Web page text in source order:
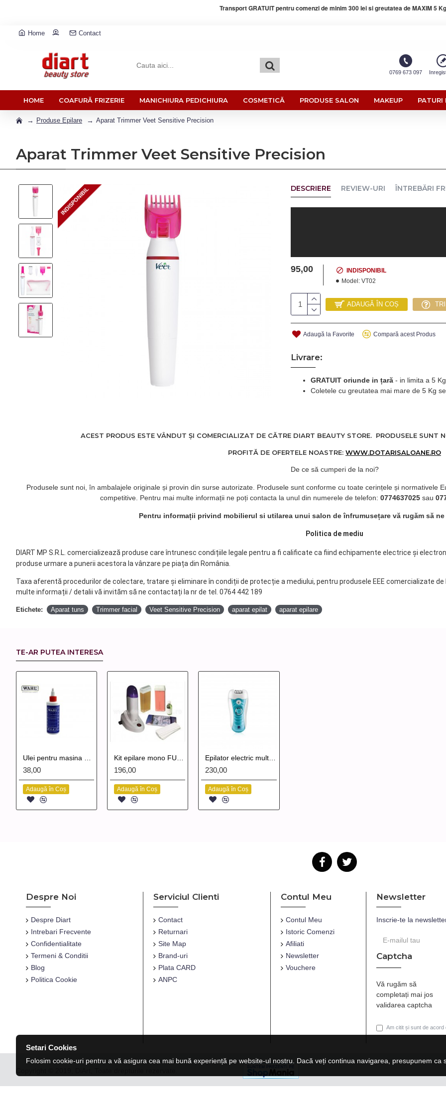
Transport GRATUIT pentru comenzi de minim 300 lei si greutatea de MAXIM 5
Home Contact
0769 673 097
HOME COAFURĂ FRIZERIE MANICHIURA PEDICHIURA COSMETICĂ PRODUSE SALON MAKEUP PATURI
Produse Epilare Aparat Trimmer Veet Sensitive Precision
Aparat Trimmer Veet Sensitive Precision
INDISPONIBIL
INDISPONIBIL DESCRIERE REVIEW-URI ÎNTREBĂRI
Indepartati cu usurinta parul nedorit dintr-o
Nu spalati corpul principal al aparatului, pentru
Se recomanda ungerea cu 1-2 picaturi de ulei
centrele autorizate.
Nu utilizati daca observati deteriorari in partea
Daca aveti pielea sensibila, alergica la produse
produsul incercati-l pe brate sau pe picioare
A nu se utiliza apa de mare, lotiuni de curatare
95,00
INDISPONIBIL
Model: VT02
ADAUGĂ ÎN COȘ
Adaugă la Favorite Compară acest Produs
Livrare:
GRATUIT oriunde in țară - in limita a 5
Coletele cu greutatea mai mare de 5 Kg
ACEST PRODUS ESTE VÂNDUT ȘI COMERCIALIZAT DE CĂTRE DIART BEAUTY STORE. PRODUSELE SUNT
PROFITĂ DE OFERTELE NOASTRE: WWW.DOTARISALOANE.RO
De ce să cumperi de la noi?
Produsele sunt noi, în ambalajele originale și provin din surse autorizate. Produsele sunt conforme cu toate cerințele și normativele
competitive. Pentru mai multe informații ne poți contacta la unul din numerele de telefon: 0774637025 sau
Pentru informații privind mobilierul si utilarea unui salon de înfrumusețare vă rugăm să ne
Politica de mediu
DIART MP S.R.L. comercializează produse care întrunesc condițiile legale pentru a fi calificate ca fiind echipamente electrice și
produse urmare a punerii acestora la vânzare pe piața din România.
Taxa aferentă procedurilor de colectare, tratare și eliminare în condiții de protecție a mediului, pentru produsele EEE comercializate de
multe informații / detalii vă invităm să ne contactați la nr de tel. 0764 442 189
Etichete: Aparat tuns Trimmer facial Veet Sensitive Precision aparat epilat aparat epilare
TE-AR PUTEA INTERESA
38,00
Adaugă în Coș
196,00
Adaugă în Coș
230,00
Adaugă în Coș
Despre Noi
Despre Diart
Intrebari Frecvente
Confidentialitate
Termeni & Conditii
Blog
Politica Cookie
Serviciul Clienti
Contact
Returnari
Site Map
Brand-uri
Plata CARD
ANPC
Contul Meu
Contul Meu
Istoric Comenzi
Afiliati
Newsletter
Vouchere
Newsletter
Inscrie-te la
Captcha
Vă rugăm să
completați mai jos
validarea captcha
Am citit și sunt de acord
Setari Cookies
Folosim cookie-uri pentru a vă asigura cea mai bună experiență pe website-ul nostru. Dacă veți continua navigarea, presupunem ca